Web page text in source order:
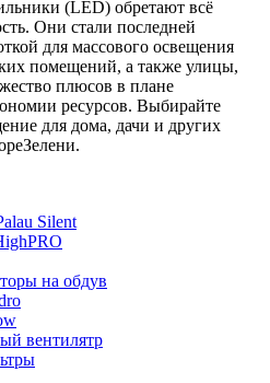
(LED) обретают всё
Они стали последней
для массового освещения
помещений, а также улицы,
плюсов в плане
ресурсов. Выбирайте
для дома, дачи и других
Silent
на обдув
вентилятр